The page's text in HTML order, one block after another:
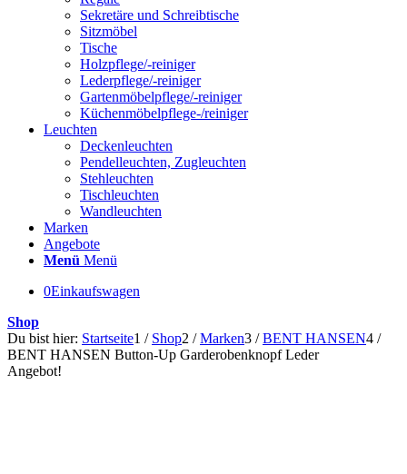
Sekretäre und Schreibtische
Sitzmöbel
Tische
Holzpflege/-reiniger
Lederpflege/-reiniger
Gartenmöbelpflege/-reiniger
Küchenmöbelpflege-/reiniger
Leuchten
Deckenleuchten
Pendelleuchten, Zugleuchten
Stehleuchten
Tischleuchten
Wandleuchten
Marken
Angebote
Menü Menü
0Einkaufswagen
Shop
Du bist hier: Startseite1 / Shop2 / Marken3 / BENT HANSEN4 /
BENT HANSEN Button-Up Garderobenknopf Leder
Angebot!